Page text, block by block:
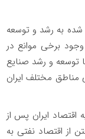
شده به رشد و توسعه
برخی موانع در
توسعه و رشد صنایع
مختلف ایران
اقتصاد ایران پس از
از اقتصاد نفتی به